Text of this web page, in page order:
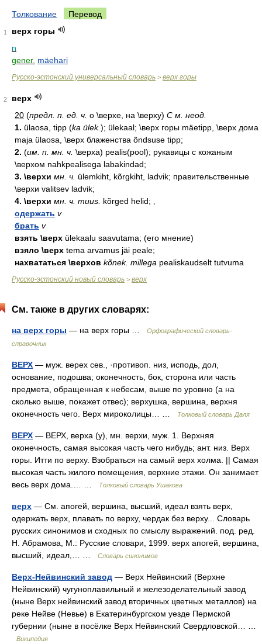
Толкование Перевод
1
верх горы
n
gener. mäehari
Русско-эстонский универсальный словарь > верх горы
2
верх
20 (предл. п. ед. ч. о \верхе, на \верху) С м. неод.
1. ülaosa, tipp (ka ülek.); ülekaal; \верх горы mäetipp, \верх дома
maja ülaosa, \верх блаженства õndsuse tipp;
2. (им. п. мн. ч. \верха) pealis(pool); рукавицы с кожаным
\верхом nahkpealisega labakindad;
3. \верхи мн. ч. ülemkiht, kõrgkiht, ladvik; правительственные
\верхи valitsev ladvik;
4. \верхи мн. ч. muus. kõrged helid; ‚
одержать v
брать v
взять \верх ülekaalu saavutama; (его мнение)
взяло \верх tema arvamus jäi peale;
нахвататься \верхов kõnek. millega pealiskaudselt tutvuma
Русско-эстонский новый словарь > верх
См. также в других словарях:
на верх горы — на верх горы …
Орфографический словарь-
справочник
ВЕРХ — муж. верех сев., ·противоп. низ, исподь, дол,
основание, подошва; оконечность, бок, сторона или часть
предмета, обращенная к небесам, выше по уровню (а на
сколько выше, покажет отвес); верхушка, вершина, верхня
оконечность чего. Верх мироколицы… …
Толковый словарь Даля
ВЕРХ — ВЕРХ, верха (у), мн. верхи, муж. 1. Верхняя
оконечность, самая высокая часть чего нибудь; ант. низ. Верх
горы. Итти по верху. Взобраться на самый верх холма. || Самая
высокая часть жилого помещения, верхние этажи. Он занимает
весь верх дома.… …
Толковый словарь Ушакова
верх — См. апогей, вершина, высший, идеал взять верх,
одержать верх, плавать по верху, чердак без верху... Словарь
русских синонимов и сходных по смыслу выражений. под. ред.
Н. Абрамова, М.: Русские словари, 1999. верх апогей, вершина,
высший, идеал,… …
Словарь синонимов
Верх-Нейвинский завод — Верх Нейвинский (Верхне
Нейвинский) чугуноплавильный и железоделательный завод
(ныне Верх нейвинский завод вторичных цветных металлов) на
реке Нейве (Невье) в Екатеринбургском уезде Пермской
губернии (ныне в посёлке Верх Нейвинский Свердловской… …
Википедия